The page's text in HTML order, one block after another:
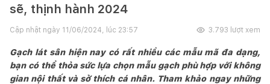
sẽ, thịnh hành 2024
Cập nhật ngày 11/06/2024, lúc 23:57 3.793 lượt xem
Gạch lát sân hiện nay có rất nhiều các mẫu mã đa dạng,
bạn có thể thỏa sức lựa chọn mẫu gạch phù hợp với không
gian nội thất và sở thích cá nhân. Tham khảo ngay những